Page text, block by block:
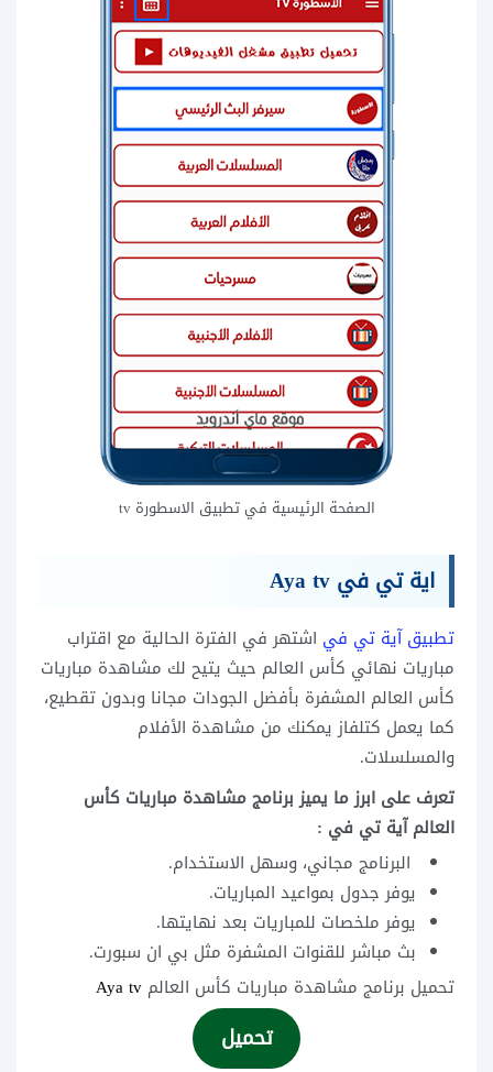
الصفحة الرئيسية في تطبيق الاسطورة tv
اية تي في Aya tv
تطبيق آية تي في اشتهر في الفترة الحالية مع اقتراب
مباريات نهائي كأس العالم حيث يتيح لك مشاهدة مباريات
كأس العالم المشفرة بأفضل الجودات مجانا وبدون تقطيع،
كما يعمل كتلفاز يمكنك من مشاهدة الأفلام
والمسلسلات.
تعرف على ابرز ما يميز برنامج مشاهدة مباريات كأس
العالم آية تي في :
البرنامج مجاني، وسهل الاستخدام.
يوفر جدول بمواعيد المباريات.
يوفر ملخصات للمباريات بعد نهايتها.
بث مباشر للقنوات المشفرة مثل بي ان سبورت.
تحميل برنامج مشاهدة مباريات كأس العالم Aya tv
تحميل